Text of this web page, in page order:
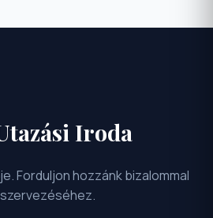
Iroda
Forduljon hozzánk bizalommal